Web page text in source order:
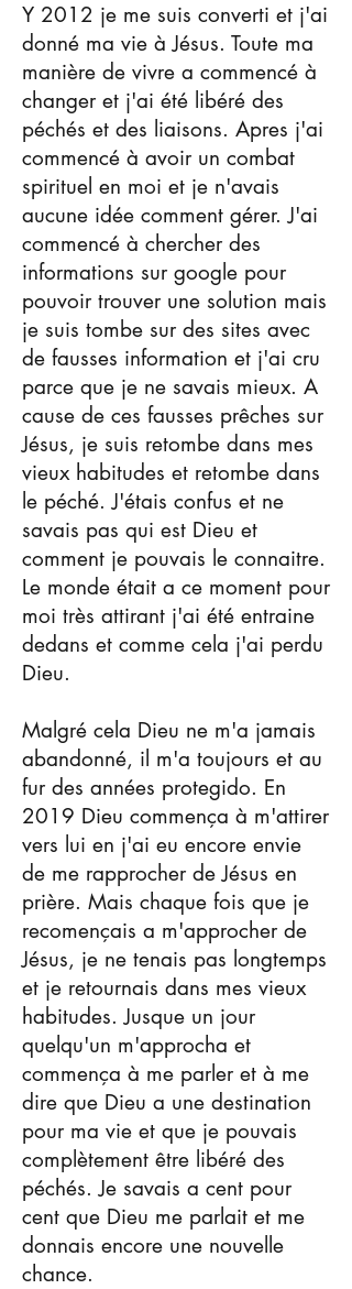
Y 2012 je me suis converti et j'ai
donné ma vie à Jésus. Toute ma
manière de vivre a commencé à
changer et j'ai été libéré des
péchés et des liaisons. Apres j'ai
commencé à avoir un combat
spirituel en moi et je n'avais
aucune idée comment gérer. J'ai
commencé à chercher des
informations sur google pour
pouvoir trouver une solution mais
je suis tombe sur des sites avec
de fausses information et j'ai cru
parce que je ne savais mieux. A
cause de ces fausses prêches sur
Jésus, je suis retombe dans mes
vieux habitudes et retombe dans
le péché. J'étais confus et ne
savais pas qui est Dieu et
comment je pouvais le connaitre.
Le monde était a ce moment pour
moi très attirant j'ai été entraine
dedans et comme cela j'ai perdu
Dieu.
Malgré cela Dieu ne m'a jamais
abandonné, il m'a toujours et au
fur des années protegido. En
2019 Dieu commença à m'attirer
vers lui en j'ai eu encore envie
de me rapprocher de Jésus en
prière. Mais chaque fois que je
recomençais a m'approcher de
Jésus, je ne tenais pas longtemps
et je retournais dans mes vieux
habitudes. Jusque un jour
quelqu'un m'approcha et
commença à me parler et à me
dire que Dieu a une destination
pour ma vie et que je pouvais
complètement être libéré des
péchés. Je savais a cent pour
cent que Dieu me parlait et me
donnais encore une nouvelle
chance.